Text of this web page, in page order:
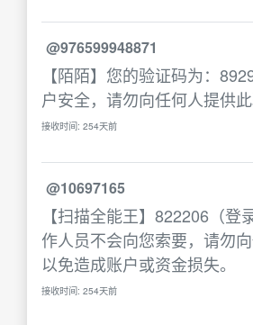
@976599948871
【陌陌】您的验证码为：
户安全，请勿向任何人提供此
接收时间: 254天前
@10697165
【扫描全能王】822206（登
作人员不会向您索要，请勿向
以免造成账户或资金损失。
接收时间: 254天前